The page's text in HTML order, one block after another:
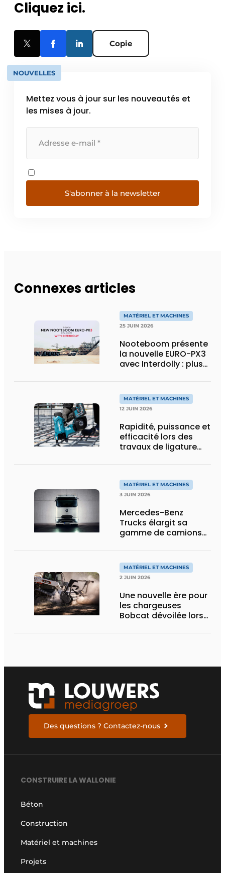
Cliquez ici.
Copie
NOUVELLES
Mettez vous à jour sur les nouveautés et
les mises à jour.
S'abonner à la newsletter
Connexes articles
MATÉRIEL ET MACHINES
25 JUIN 2026
Nooteboom présente
la nouvelle EURO-PX3
avec Interdolly : plus
transport spécial
MATÉRIEL ET MACHINES
12 JUIN 2026
Rapidité, puissance et
efficacité lors des
travaux de ligature
MATÉRIEL ET MACHINES
3 JUIN 2026
Mercedes-Benz
Trucks élargit sa
gamme de camions
eActros Lowliner
MATÉRIEL ET MACHINES
2 JUIN 2026
Une nouvelle ère pour
les chargeuses
Bobcat dévoilée lors
Des questions ? Contactez-nous
CONSTRUIRE LA WALLONIE
Béton
Construction
Matériel et machines
Projets